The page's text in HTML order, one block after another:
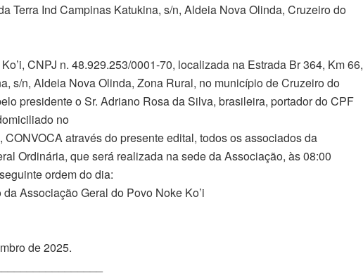
Terra Ind Campinas Katukina, s/n, Aldeia Nova Olinda, Cruzeiro do
CNPJ n. 48.929.253/0001-70, localizada na Estrada Br 364, Km 66,
s/n, Aldeia Nova Olinda, Zona Rural, no município de Cruzeiro do
presidente o Sr. Adriano Rosa da Silva, brasileira, portador do CPF
no
através do presente edital, todos os associados da
Ordinária, que será realizada na sede da Associação, às 08:00
ordem do dia:
Associação Geral do Povo Noke Ko’i
de 2025.